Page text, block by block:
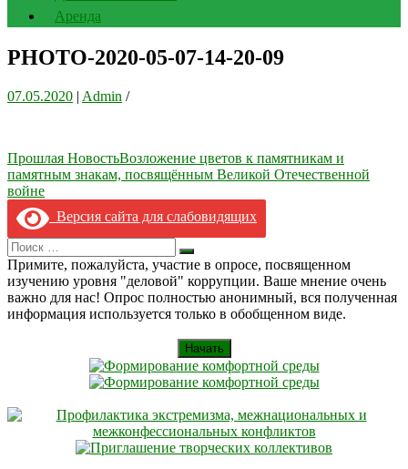
Аренда
PHOTO-2020-05-07-14-20-09
07.05.2020 | Admin /
Навигация
по
записям
Прошлая НовостьВозложение цветов к памятникам и
памятным знакам, посвящённым Великой Отечественной
войне
Версия сайта для слабовидящих
Search
for:
Искать
Примите, пожалуйста, участие в опросе, посвященном
изучению уровня "деловой" коррупции. Ваше мнение очень
важно для нас! Опрос полностью анонимный, вся полученная
информация используется только в обобщенном виде.
Начать